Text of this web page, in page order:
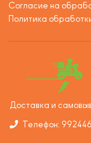
Согласие на
Политика
Доставка и
Телефон: